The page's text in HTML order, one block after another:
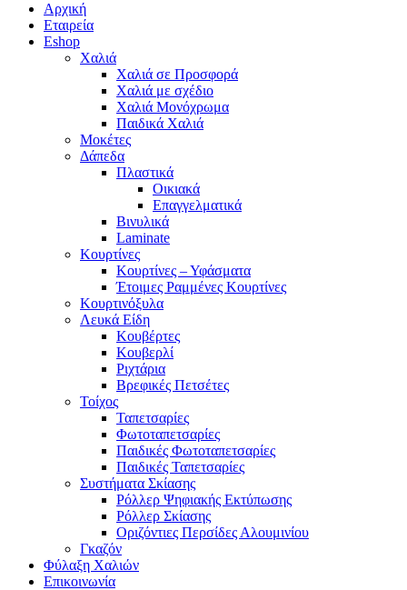
Αρχική
Εταιρεία
Eshop
Χαλιά
Χαλιά σε Προσφορά
Χαλιά με σχέδιο
Χαλιά Μονόχρωμα
Παιδικά Χαλιά
Μοκέτες
Δάπεδα
Πλαστικά
Οικιακά
Επαγγελματικά
Βινυλικά
Laminate
Κουρτίνες
Κουρτίνες – Υφάσματα
Έτοιμες Ραμμένες Κουρτίνες
Κουρτινόξυλα
Λευκά Είδη
Κουβέρτες
Κουβερλί
Ριχτάρια
Βρεφικές Πετσέτες
Τοίχος
Ταπετσαρίες
Φωτοταπετσαρίες
Παιδικές Φωτοταπετσαρίες
Παιδικές Ταπετσαρίες
Συστήματα Σκίασης
Ρόλλερ Ψηφιακής Εκτύπωσης
Ρόλλερ Σκίασης
Οριζόντιες Περσίδες Αλουμινίου
Γκαζόν
Φύλαξη Χαλιών
Επικοινωνία